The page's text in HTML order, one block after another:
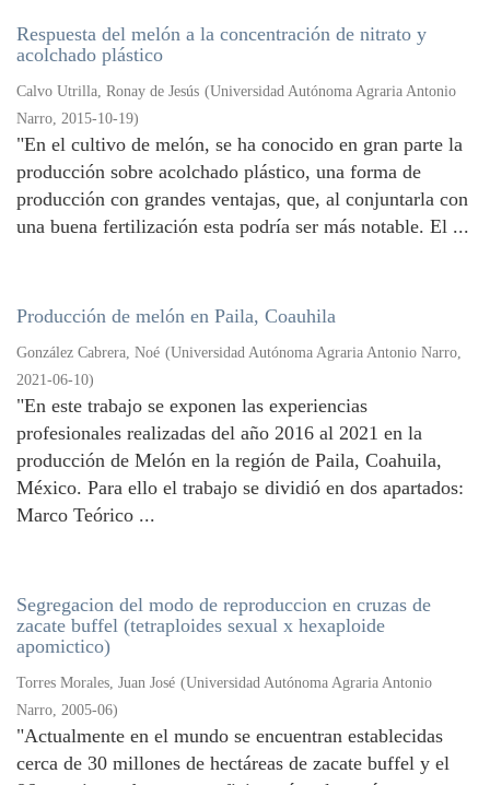
Respuesta del melón a la concentración de nitrato y
acolchado plástico
Calvo Utrilla, Ronay de Jesús (Universidad Autónoma Agraria Antonio
Narro, 2015-10-19)
"En el cultivo de melón, se ha conocido en gran parte la
producción sobre acolchado plástico, una forma de
producción con grandes ventajas, que, al conjuntarla con
una buena fertilización esta podría ser más notable. El ...
Producción de melón en Paila, Coauhila
González Cabrera, Noé (Universidad Autónoma Agraria Antonio Narro,
2021-06-10)
"En este trabajo se exponen las experiencias
profesionales realizadas del año 2016 al 2021 en la
producción de Melón en la región de Paila, Coahuila,
México. Para ello el trabajo se dividió en dos apartados:
Marco Teórico ...
Segregacion del modo de reproduccion en cruzas de
zacate buffel (tetraploides sexual x hexaploide
apomictico)
Torres Morales, Juan José (Universidad Autónoma Agraria Antonio
Narro, 2005-06)
"Actualmente en el mundo se encuentran establecidas
cerca de 30 millones de hectáreas de zacate buffel y el